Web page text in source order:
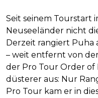
Seit seinem Tourstart
Neuseeländer nicht
Derzeit rangiert Puha
– weit entfernt von
der Pro Tour Order of
düsterer aus: Nur
Pro Tour kam er in